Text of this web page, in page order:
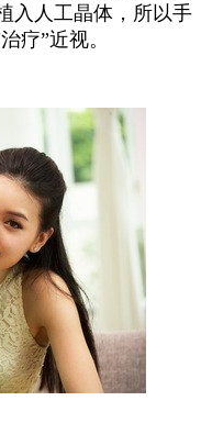
入人工晶体，所以手
疗”近视。